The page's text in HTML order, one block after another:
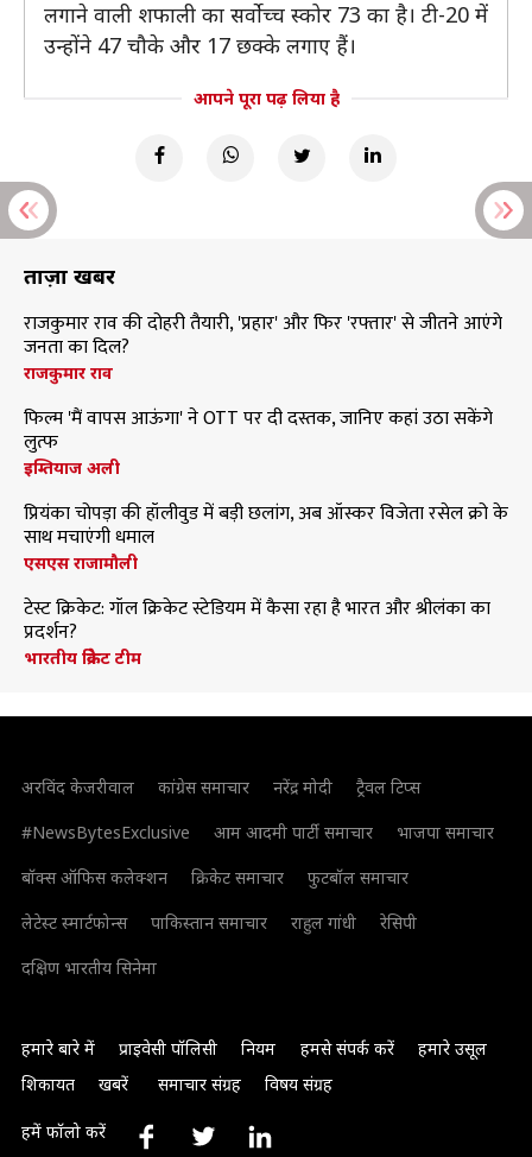
लगाने वाली शफाली का सर्वोच्च स्कोर 73 का है। टी-20 में
उन्होंने 47 चौके और 17 छक्के लगाए हैं।
आपने पूरा पढ़ लिया है
ताज़ा खबरें
राजकुमार राव की दोहरी तैयारी, 'प्रहार' और फिर 'रफ्तार' से जीतने आएंगे
जनता का दिल?
राजकुमार राव
फिल्म 'मैं वापस आऊंगा' ने OTT पर दी दस्तक, जानिए कहां उठा सकेंगे
लुत्फ
इम्तियाज अली
प्रियंका चोपड़ा की हॉलीवुड में बड़ी छलांग, अब ऑस्कर विजेता रसेल क्रो के
साथ मचाएंगी धमाल
एसएस राजामौली
टेस्ट क्रिकेट: गॉल क्रिकेट स्टेडियम में कैसा रहा है भारत और श्रीलंका का
प्रदर्शन?
भारतीय क्रिकेट टीम
अरविंद केजरीवाल कांग्रेस समाचार नरेंद्र मोदी
ट्रैवल टिप्स
#NewsBytesExclusive
आम आदमी पार्टी समाचार
भाजपा समाचार
बॉक्स ऑफिस कलेक्शन
क्रिकेट समाचार
फुटबॉल समाचार
लेटेस्ट स्मार्टफोन्स
पाकिस्तान समाचार राहुल गांधी
रेसिपी
दक्षिण भारतीय सिनेमा
हमारे बारे में प्राइवेसी पॉलिसी नियम हमसे संपर्क करें
हमारे उसूल
शिकायत
खबरें समाचार संग्रह विषय संग्रह
हमें फॉलो करें